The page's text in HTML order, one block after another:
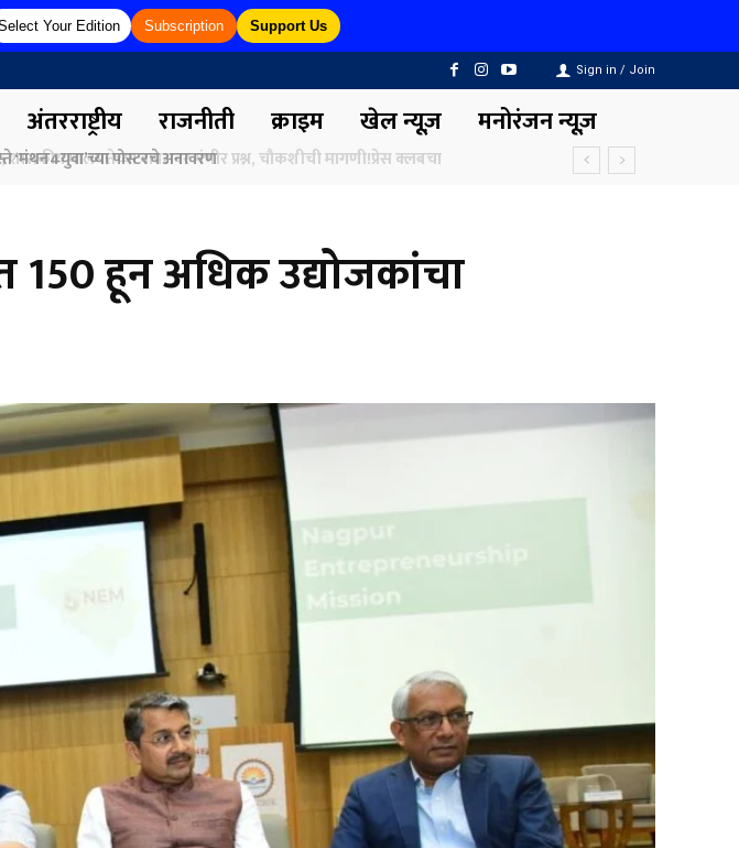
Your Edition Subscription Support Us
Sign in / Join
अंतरराष्ट्रीय राजनीती क्राइम खेल न्यूज़ मनोरंजन न्यूज़
‘मंथन4युवा’च्या पोस्टरचे अनावरण
150 हून अधिक उद्योजकांचा